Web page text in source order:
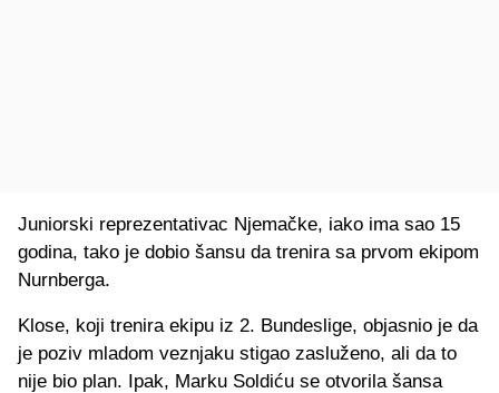
Juniorski reprezentativac Njemačke, iako ima sao 15
godina, tako je dobio šansu da trenira sa prvom ekipom
Nurnberga.
Klose, koji trenira ekipu iz 2. Bundeslige, objasnio je da
je poziv mladom veznjaku stigao zasluženo, ali da to
nije bio plan. Ipak, Marku Soldiću se otvorila šansa